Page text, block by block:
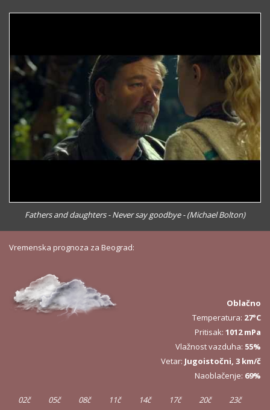
Fathers and daughters - Never say goodbye - (Michael Bolton)
Vremenska prognoza za Beograd:
Oblačno
Temperatura: 27°C
Pritisak: 1012 mPa
Vlažnost vazduha: 55%
Vetar: Jugoistočni, 3 km/č
Naoblačenje: 69%
02č 05č 08č 11č 14č 17č 20č 23č